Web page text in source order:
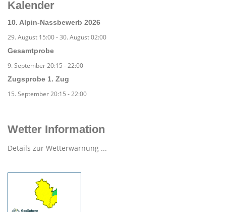
Kalender
10. Alpin-Nassbewerb 2026
29. August 15:00-30. August 02:00
Gesamtprobe
9. September 20:15 -22:00
Zugsprobe 1. Zug
15. September 20:15 -22:00
Wetter Information
Details zur Wetterwarnung ...